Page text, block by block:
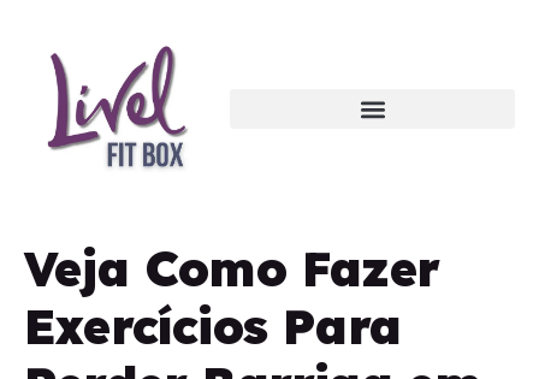
Veja Como Fazer
Exercícios Para